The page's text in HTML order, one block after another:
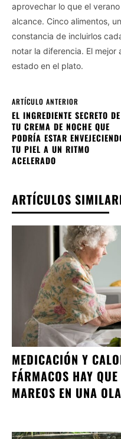
aprovechar lo que el
alcance. Cinco alimentos,
constancia de incluirlos
notar la diferencia. El mejor
estado en el plato.
ARTÍCULO ANTERIOR
EL INGREDIENTE SECRETO DE
TU CREMA DE NOCHE QUE
PODRÍA ESTAR
TU PIEL A UN RITMO
ACELERADO
ARTÍCULOS
MEDICACIÓN Y
FÁRMACOS HAY
MAREOS EN UNA